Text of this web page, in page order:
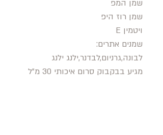
שמן המפ
שמן רוז היפ
ויטמין E
שמנים אתרים:
לבונה,גרניום,לבדנר,ילנג ילנג
מגיע בבקבוק סרום איכותי 30 מ"ל